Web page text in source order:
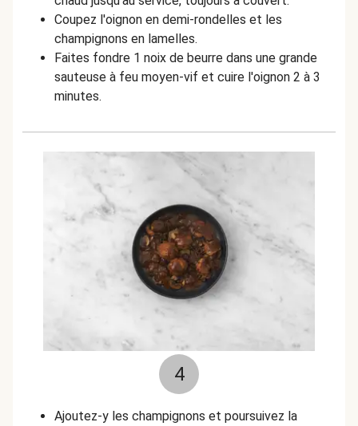
Coupez l'oignon en demi-rondelles et les
champignons en lamelles.
Faites fondre 1 noix de beurre dans une grande
sauteuse à feu moyen-vif et cuire l'oignon 2 à 3
minutes.
4
Ajoutez-y les champignons et poursuivez la